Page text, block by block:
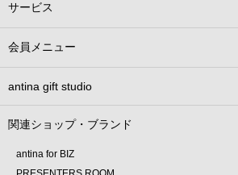
サービス
会員メニュー
antina gift studio
関連ショップ・ブランド
antina for BIZ